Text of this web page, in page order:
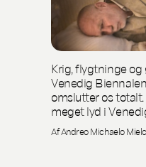
Krig, flygtninge
Venedig
omslutter os
meget lyd i
Af Andreo Michaelo